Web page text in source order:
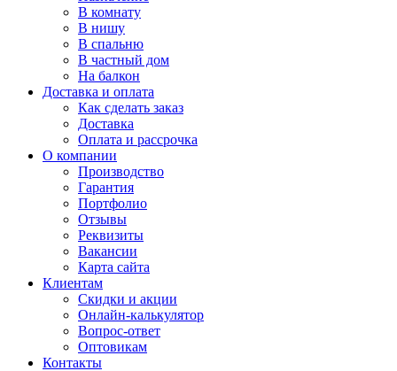
В комнату
В нишу
В спальню
В частный дом
На балкон
Доставка и оплата
Как сделать заказ
Доставка
Оплата и рассрочка
О компании
Производство
Гарантия
Портфолио
Отзывы
Реквизиты
Вакансии
Карта сайта
Клиентам
Скидки и акции
Онлайн-калькулятор
Вопрос-ответ
Оптовикам
Контакты